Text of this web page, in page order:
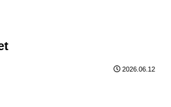
2026.06.12